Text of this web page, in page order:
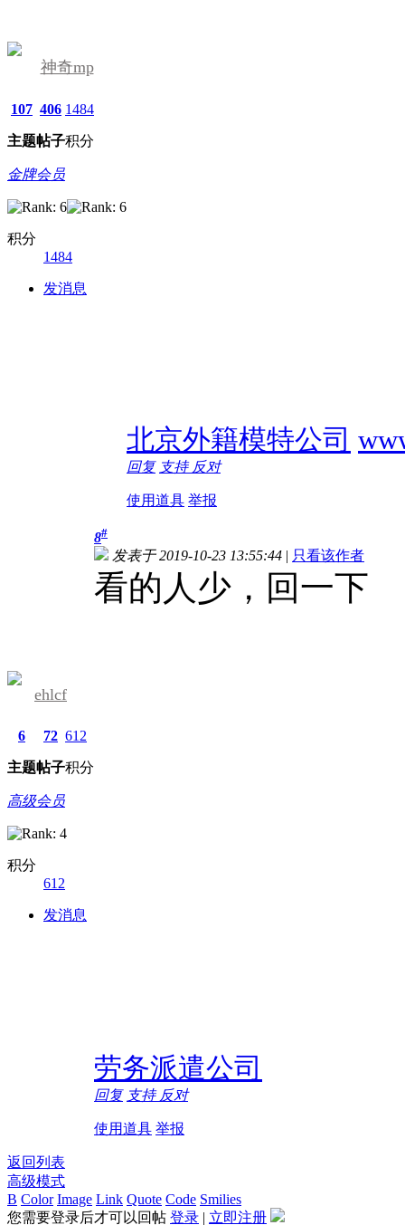
神奇mp
107
主题
406
帖子
1484
积分
金牌会员
积分
1484
发消息
北京外籍模特公司
回复 支持 反对
使用道具 举报
ehlcf
6
主题
72
帖子
612
积分
高级会员
积分
612
发消息
8#
发表于 2019-10-23 13:55:44 | 只看该作者
看的人少，回一下
劳务派遣公司
回复 支持 反对
使用道具 举报
返回列表
高级模式
B Color Image Link Quote Code Smilies
您需要登录后才可以回帖 登录 | 立即注册